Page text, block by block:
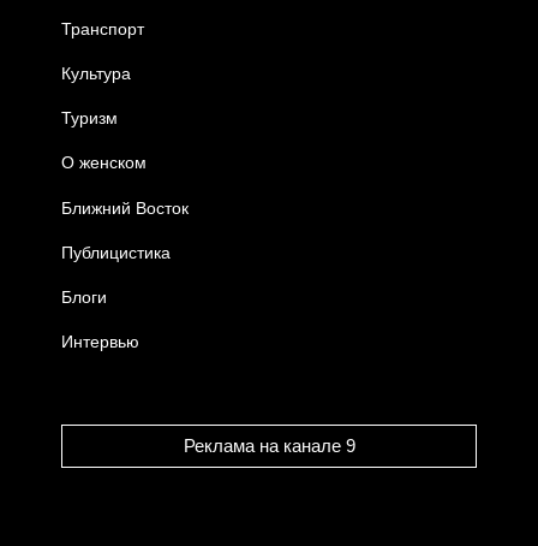
Транспорт
Культура
Туризм
О женском
Ближний Восток
Публицистика
Блоги
Интервью
Реклама на канале 9